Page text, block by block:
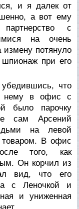
и я далек от
а вот ему
с
на очень
измену потянуло
при его
что
нему в офис с
было парочку
сам Арсений
на левой
товаром. В офис
того, как
Он корчил из
вид, что его
с Леночкой и
и униженная